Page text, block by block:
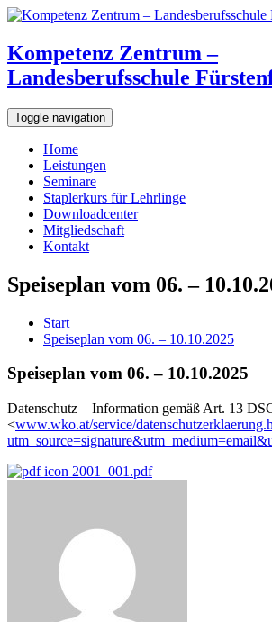
Kompetenz Zentrum –
Landesberufsschule
Toggle navigation
Home
Leistungen
Seminare
Staplerkurs für Lehrlinge
Downloadcenter
Mitgliedschaft
Kontakt
Speiseplan vom 06. –
Start
Speiseplan vom 06. – 10.10.2025
Speiseplan vom 06. – 10.10.2025
Datenschutz – Information gemäß Art. 13
<www.wko.at/service/
2001_001.pdf